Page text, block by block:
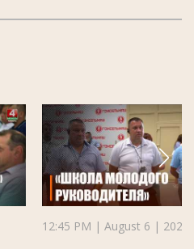
12:45 PM | August 6 | 2026